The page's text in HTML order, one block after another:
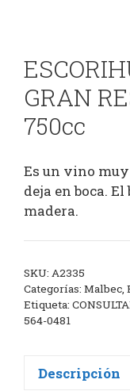
GRAN
750cc
Es un vino
deja en boca.
madera.
SKU: A2335
Categorías: Malbec,
Etiqueta:
564-0481
Descripción